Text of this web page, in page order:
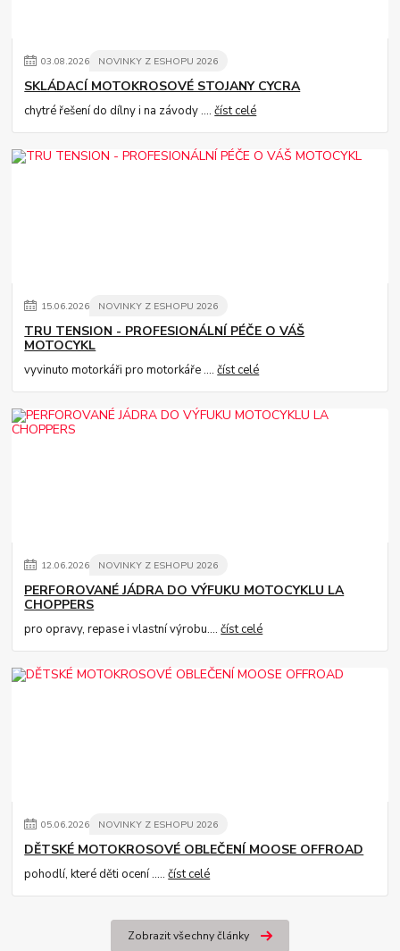
03.08.2026 NOVINKY Z ESHOPU 2026
SKLÁDACÍ MOTOKROSOVÉ STOJANY CYCRA
chytré řešení do dílny i na závody ....číst celé
15.06.2026 NOVINKY Z ESHOPU 2026
TRU TENSION - PROFESIONÁLNÍ PÉČE O VÁŠ
MOTOCYKL
vyvinuto motorkáři pro motorkáře ....číst celé
12.06.2026 NOVINKY Z ESHOPU 2026
PERFOROVANÉ JÁDRA DO VÝFUKU MOTOCYKLU LA
CHOPPERS
pro opravy, repase i vlastní výrobu....číst celé
05.06.2026 NOVINKY Z ESHOPU 2026
DĚTSKÉ MOTOKROSOVÉ OBLEČENÍ MOOSE OFFROAD
pohodlí, které děti ocení .....číst celé
Zobrazit všechny články